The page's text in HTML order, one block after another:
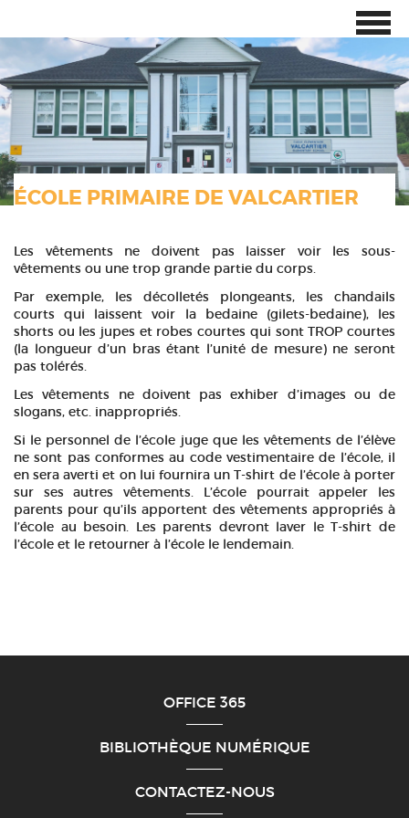
ÉCOLE PRIMAIRE DE VALCARTIER
Les vêtements ne doivent pas laisser voir les sous-
vêtements ou une trop grande partie du corps.
Par exemple, les décolletés plongeants, les chandails
courts qui laissent voir la bedaine (gilets-bedaine), les
shorts ou les jupes et robes courtes qui sont TROP courtes
(la longueur d’un bras étant l’unité de mesure) ne seront
pas tolérés.
Les vêtements ne doivent pas exhiber d’images ou de
slogans, etc. inappropriés.
Si le personnel de l’école juge que les vêtements de l’élève
ne sont pas conformes au code vestimentaire de l’école, il
en sera averti et on lui fournira un T-shirt de l’école à porter
sur ses autres vêtements. L’école pourrait appeler les
parents pour qu’ils apportent des vêtements appropriés à
l’école au besoin. Les parents devront laver le T-shirt de
l’école et le retourner à l’école le lendemain.
OFFICE 365
BIBLIOTHÈQUE NUMÉRIQUE
CONTACTEZ-NOUS